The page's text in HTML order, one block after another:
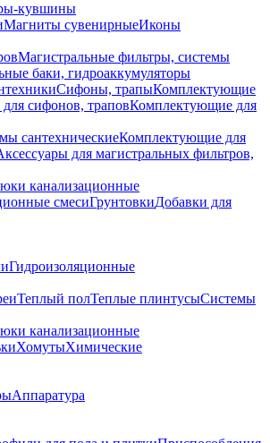
кувшины
Магниты сувенирныеИконы
Магистральные фильтры, системы
баки, гидроаккумуляторы
Сифоны, трапыКомплектующие
сифонов, траповКомплектующие для
сантехническиеКомплектующие для
для магистральных фильтров,
канализационные
смесиГрунтовкиДобавки для
Гидроизоляционные
Теплый полТеплые плинтусыСистемы
канализационные
ХомутыХимические
Аппаратура